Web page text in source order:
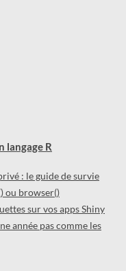
langage R
: le guide de survie
ou browser()
sur vos apps Shiny
année pas comme les